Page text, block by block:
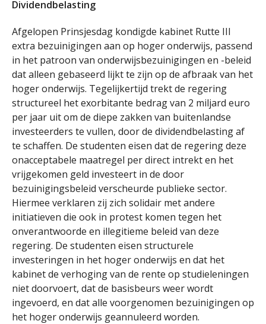
Dividendbelasting
Afgelopen Prinsjesdag kondigde kabinet Rutte III
extra bezuinigingen aan op hoger onderwijs, passend
in het patroon van onderwijsbezuinigingen en -beleid
dat alleen gebaseerd lijkt te zijn op de afbraak van het
hoger onderwijs. Tegelijkertijd trekt de regering
structureel het exorbitante bedrag van 2 miljard euro
per jaar uit om de diepe zakken van buitenlandse
investeerders te vullen, door de dividendbelasting af
te schaffen. De studenten eisen dat de regering deze
onacceptabele maatregel per direct intrekt en het
vrijgekomen geld investeert in de door
bezuinigingsbeleid verscheurde publieke sector.
Hiermee verklaren zij zich solidair met andere
initiatieven die ook in protest komen tegen het
onverantwoorde en illegitieme beleid van deze
regering. De studenten eisen structurele
investeringen in het hoger onderwijs en dat het
kabinet de verhoging van de rente op studieleningen
niet doorvoert, dat de basisbeurs weer wordt
ingevoerd, en dat alle voorgenomen bezuinigingen op
het hoger onderwijs geannuleerd worden.